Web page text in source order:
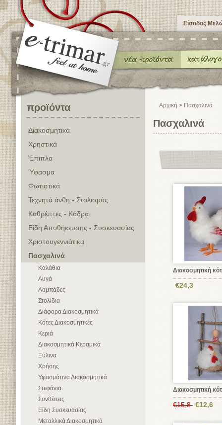
Είσοδος
προϊόντα
Διακοσμητικά
Χρηστικά
Έπιπλα
Ύφασμα
Φωτιστικά
Τεχνητά άνθη - Στολισμός
Καθρέπτες - Κάδρα
Είδη Αποθήκευσης - Συσκευασίας
Χριστουγεννιάτικα
Πασχαλινά
Καλάθια
Αυγά
Λαμπάδες
Στολίδια
Διάφορα Διακοσμητικά
Κότες Διακοσμητικές
Κεριά
Διακοσμητικά Κεραμικά
Ξύλινα
Χρήσης
Υφασμάτινα Διακοσμητικά
Στεφάνια
Συνθέσεις
Είδη Συσκευασίας
Μεταλλικά Διακοσμητικά
Αρχική > Πασχαλινά
Πασχαλινά
Διακοσμητική
€24,3
Διακοσμητική
€15,8 €12,6